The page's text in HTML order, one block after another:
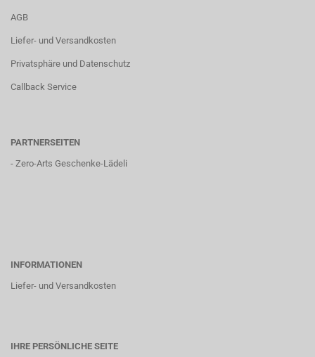
AGB
Liefer- und Versandkosten
Privatsphäre und Datenschutz
Callback Service
PARTNERSEITEN
- Zero-Arts Geschenke-Lädeli
INFORMATIONEN
Liefer- und Versandkosten
IHRE PERSÖNLICHE SEITE